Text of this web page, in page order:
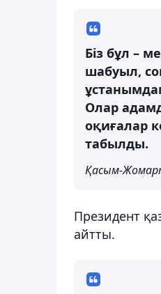
Біз бұл –
шабуыл,
Олар
оқиғалар
табылды.
Қасым-
Президент
айтты.